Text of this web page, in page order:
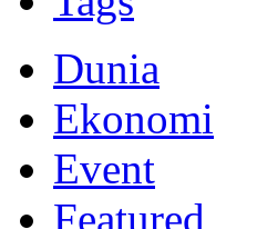
Dunia
Ekonomi
Event
Featured